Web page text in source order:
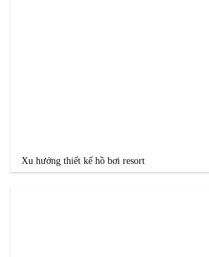
Xu hướng thiết kế hồ bơi resort